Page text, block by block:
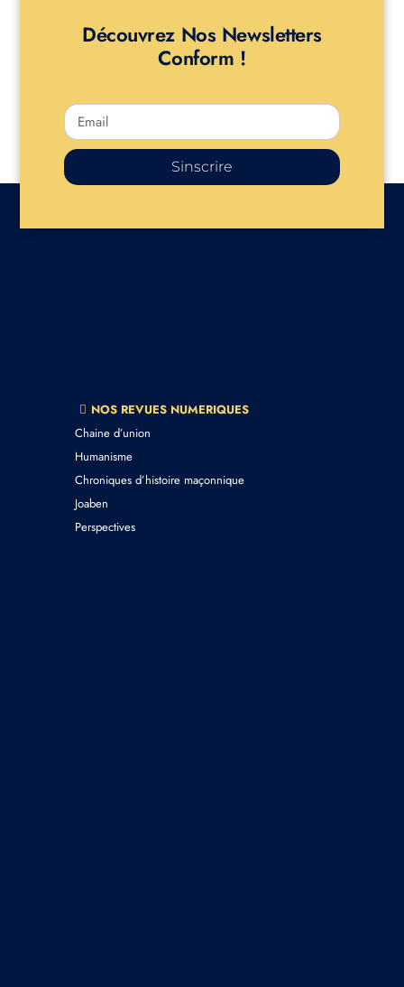
Découvrez Nos Newsletters
Conform !
Sinscrire
NOS REVUES NUMERIQUES
Chaine d’union
Humanisme
Chroniques d’histoire maçonnique
Joaben
Perspectives